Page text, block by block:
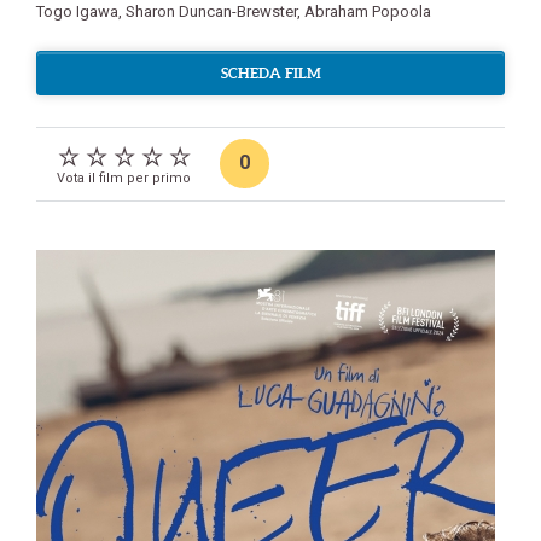
Togo Igawa Sharon Duncan-Brewster, Abraham Popoola
SCHEDA FILM
Vota il film per primo
0